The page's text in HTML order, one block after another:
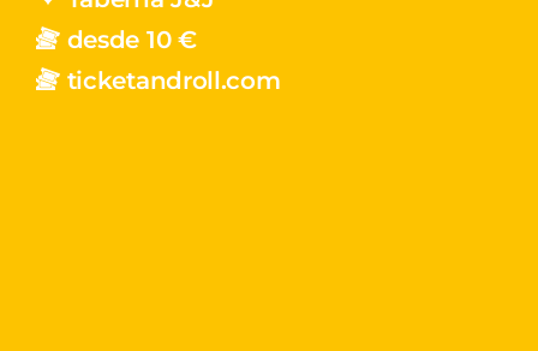
desde 10 €
ticketandroll.com